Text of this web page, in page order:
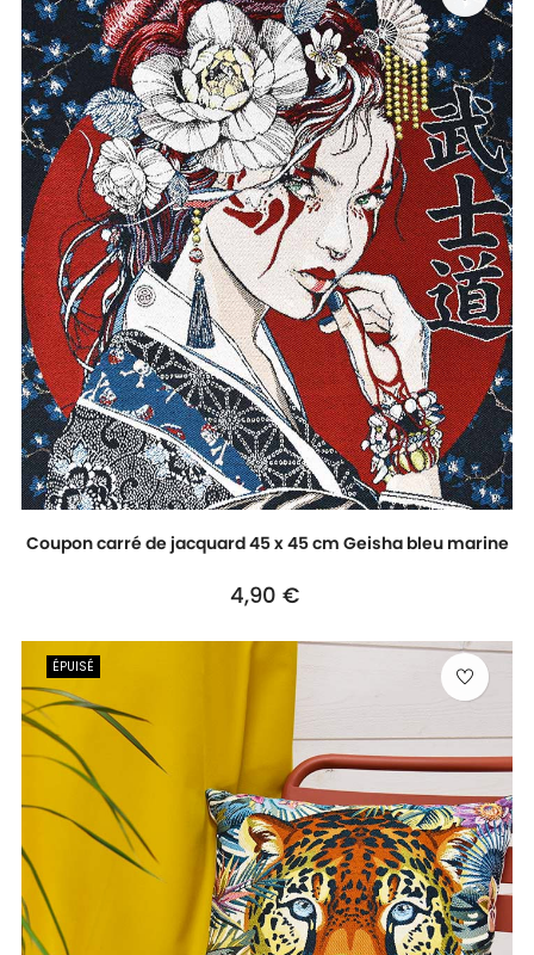
Coupon carré de jacquard 45 x 45 cm Geisha bleu marine
Prix
4,90 €
ÉPUISÉ